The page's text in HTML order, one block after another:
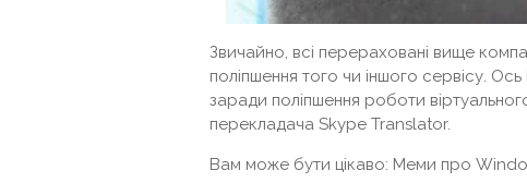
Звичайно, всі перераховані вище
поліпшення того чи іншого сервісу.
заради поліпшення роботи
перекладача Skype Translator.
Вам може бути цікаво: Меми про